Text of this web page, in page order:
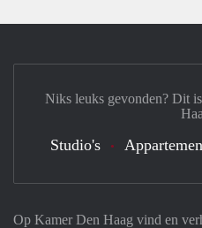
Op Kamer Den Haag vind en
Niks leuks gevonden? Dit
Studio's